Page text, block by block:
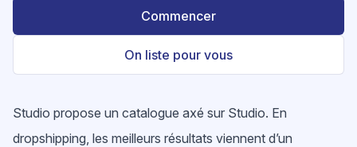
Commencer
On liste pour vous
Studio propose un catalogue axé sur Studio. En
dropshipping, les meilleurs résultats viennent d’un